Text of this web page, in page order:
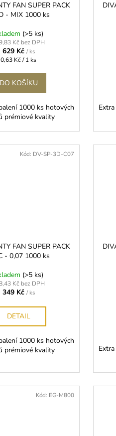
FAN SUPER PACK
- MIX 1000 ks
(>5 ks)
Kč bez DPH
629 Kč / ks
Měrná
0,63 Kč / 1 ks
DO KOŠÍKU
1000 ks hotových
prémiové kvality
FAN SUPER PACK
- 0,07 1000 ks
(>5 ks)
Kč bez DPH
349 Kč / ks
DETAIL
1000 ks hotových
prémiové kvality
Kód: DV-SP-3D-C07
Kód: EG-M800